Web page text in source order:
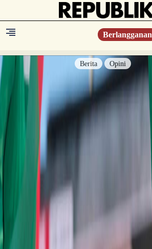
Berlangganan
Berita Opini
Berita
Islam Digest
Hikmah
Opini
Konsultasi Syariah
Resonansi